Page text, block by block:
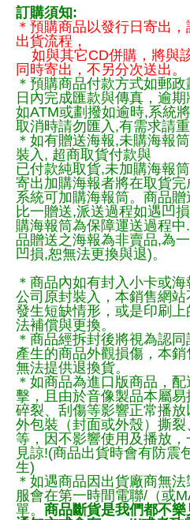
訂購須知:
＊預購商品以發行日寄出
出貨流程，
如與其它CD併購，將與
同時寄出，不另分次送出。
＊預購商品付款方式如郵
日內完成匯款與傳真，逾
如ATM或劃撥如逾時,系統
取消時請勿匯入,有需求請
＊如有贈送海報,未購海報
裝入, 超商取貨付款與
已付款純取貨,未加購海報
寄出加購海報者將在取貨完
系統可加購海報筒。商品
比一贈送,派送過程如遇凹
購海報筒為保障運送過程
品贈送之海報為非賣品,為
凹損,恕無法更換與退)。
＊商品內如有封入小卡或
公司原封裝入，本銷售網
發生短缺情形，或是印刷
法補償與更換。
＊商品經拆封後將視為認
產生的商品外觀損傷，本
無法提供退換貨。
＊如商品為進口版商品，
擊，且由於音像製品本屬
碎裂、刮傷等影響正常播
外包裝（封面或外殼）撕
等，因不影響使用及播放
見諒!(商品出貨時會有防震
生)
＊如遇商品因出貨廠商無
服會在第一時間電聯/（或
單。 商品斷貨是我們都不